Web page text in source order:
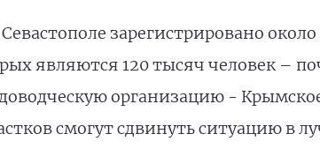
зарегистрировано
являются 120 тысяч человек –
организацию -
смогут сдвинуть ситуацию в